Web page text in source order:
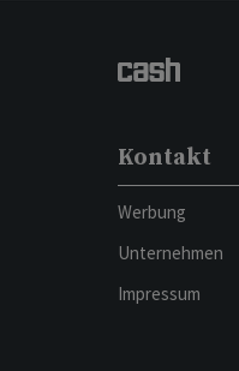
Kontakt
Werbung
Unternehmen
Impressum